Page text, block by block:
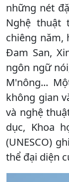
những nét
Nghệ thuật
chiêng năm,
Đam San,
ngôn ngữ
M'nông...
không gian
và nghệ
dục, Khoa
(UNESCO)
thể đại diện